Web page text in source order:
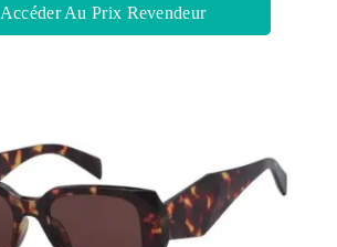
Accéder Au Prix Revendeur